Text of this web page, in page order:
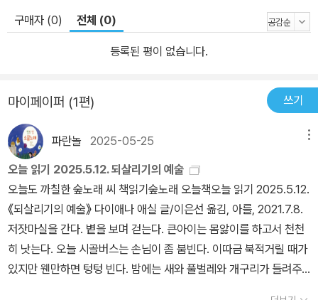
구매자 (0) 전체 (0)
등록된 평이 없습니다.
마이페이퍼 (1편) 쓰기
파란놀 2025-05-25
오늘 읽기 2025.5.12. 되살리기의 예술
오늘도 까칠한 숲노래 씨 책읽기숲노래 오늘책오늘 읽기 2025.5.12.
《되살리기의 예술》 다이애나 애실 글/이은선 옮김, 아를, 2021.7.8.
저잣마실을 간다. 볕을 보며 걷는다. 큰아이는 몸앓이를 하고서 천천
히 낫는다. 오늘 시골버스는 손님이 좀 붐빈다. 이따금 북적거릴 때가
있지만 웬만하면 텅텅 빈다. 밤에는 새와 풀벌레와 개구리가 들려주